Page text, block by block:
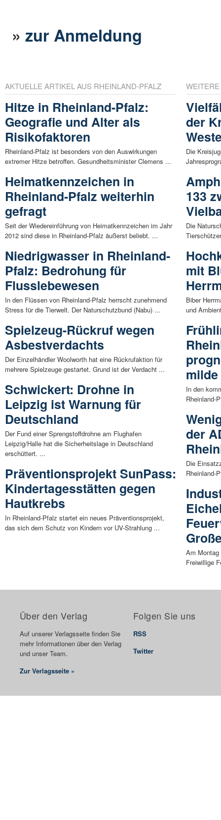
»zur Anmeldung
AKTUELLE ARTIKEL AUS RHEINLAND-PFALZ
Hitze in Rheinland-Pfalz:
Geografie und Alter als
Risikofaktoren
Rheinland-Pfalz ist besonders von den Auswirkungen
extremer Hitze betroffen. Gesundheitsminister Clemens ...
Heimatkennzeichen in
Rheinland-Pfalz weiterhin
gefragt
Seit der Wiedereinführung von Heimatkennzeichen im Jahr
2012 sind diese in Rheinland-Pfalz äußerst beliebt. ...
Niedrigwasser in Rheinland-
Pfalz: Bedrohung für
Flusslebewesen
In den Flüssen von Rheinland-Pfalz herrscht zunehmend
Stress für die Tierwelt. Der Naturschutzbund (Nabu) ...
Spielzeug-Rückruf wegen
Asbestverdachts
Der Einzelhändler Woolworth hat eine Rückrufaktion für
mehrere Spielzeuge gestartet. Grund ist der Verdacht ...
Schwickert: Drohne in
Leipzig ist Warnung für
Deutschland
Der Fund einer Sprengstoffdrohne am Flughafen
Leipzig/Halle hat die Sicherheitslage in Deutschland
erschüttert. ...
Präventionsprojekt SunPass:
Kindertagesstätten gegen
Hautkrebs
In Rheinland-Pfalz startet ein neues Präventionsprojekt,
das sich dem Schutz von Kindern vor UV-Strahlung ...
der
Die
133
Die
mit
Biber
und
In den
Rheinland-
der
Die
Rheinland-
Am Montag
Freiwillige
Über den Verlag
Auf unserer Verlagsseite finden Sie
mehr Informationen über den Verlag
und unser Team.
Zur Verlagsseite »
Folgen Sie uns
RSS
Twitter